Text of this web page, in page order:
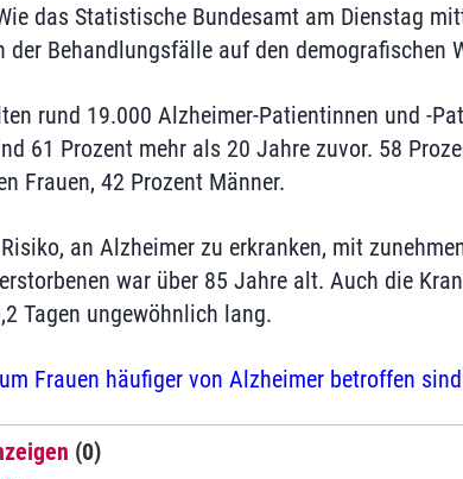
das Statistische Bundesamt am Dienstag
der Behandlungsfälle auf den demografischen
rund 19.000 Alzheimer-Patientinnen und -
61 Prozent mehr als 20 Jahre zuvor. 58
Frauen, 42 Prozent Männer.
an Alzheimer zu erkranken, mit
war über 85 Jahre alt. Auch die
Tagen ungewöhnlich lang.
Frauen häufiger von Alzheimer betroffen sind
(0)